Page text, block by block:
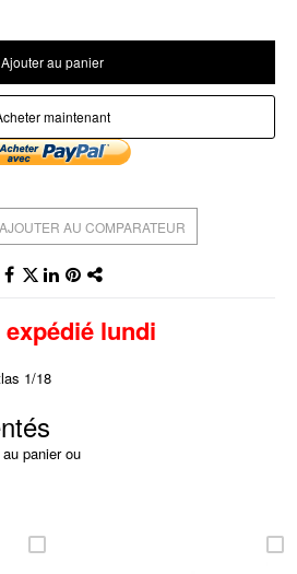
Ajouter au panier
maintenant
AJOUTER AU COMPARATEUR
lundi
1/18
panier ou